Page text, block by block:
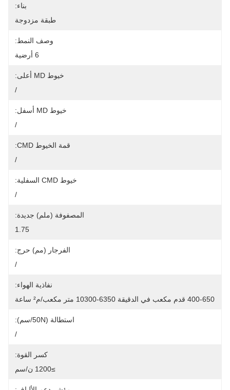
بناء:
طبقة مزدوجة
وصف النمط:
6 أرضية
خيوط MD أعلى:
/
خيوط MD أسفل:
/
قمة الخيوط CMD:
/
خيوط CMD السفلية:
/
المصفوفة (ملم) جديدة:
1.75
الفرجار (مم) حرج:
/
نفاذية الهواء:
400-650 قدم مكعب في الدقيقة 6350-10300 متر مكعب/م² ساعة
استطالة (50N/سم):
/
كسر القوة:
≥1200 ن/سم